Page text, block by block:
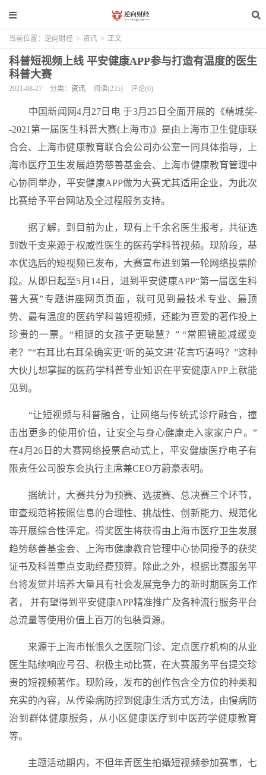
当前位置： 逆向财经 > 资讯 > 正文
科普短视频上线 平安健康APP参与打造有温度的医生
科普大赛
2021-08-27 分类： 资讯 阅读(235) 评论(0)
中国新闻网4月27日电 于3月25日全面开展的《精城奖-
-2021第一届医生科普大赛(上海市)》是由上海市卫生健康联
合会、上海市健康教育联合会公司办公室一同具体指导，上
海市医疗卫生发展趋势慈善基金会、上海市健康教育管理中
心协同举办，平安健康APP做为大赛尤其适用企业，为此次
比赛给予平台网站及全过程服务支持。
据了解，到目前为止，现有上千余名医生报考，共征选
到数千支来源于权威性医生的医药学科普视頻。现阶段，基
本优选后的短视频已发布，大赛宣布进到第一轮网络投票阶
段。从即日起至5月14日，进到平安健康APP“第一届医生科
普大赛”专题讲座网页页面，就可见到最技术专业、最顶
势、最有温度的医药学科普短视频，还能为喜爱的著作投上
珍贵的一票。“粗腿的女孩子更聪慧？” “常照镜能减缓变
老？”“右耳比右耳朵确实更‘听的英文进’花言巧语吗？”这种
大伙儿想掌握的医药学科普专业知识在平安健康APP上就能
见到。
“让短视频与科普融合，让网络与传统式诊疗融合，撞
击出更多的使用价值，让安全与身心健康走入家家户户。”
在4月26日的大赛网络投票启动式上，平安健康医疗电子有
限责任公司股东会执行主席兼CEO方蔚豪表明。
据统计，大赛共分为预赛、选拔赛、总决赛三个环节，
审查规范将按照信息的合理性、挑战性、创新能力、规范化
等开展综合性评定。得奖医生将获得由上海市医疗卫生发展
趋势慈善基金会、上海市健康教育管理中心协同授予的获奖
证书及科普重点支助经费预算。除此之外，根据比赛服务平
台将发觉并培养大量具有社会发展竞争力的新时期医务工作
者， 并有望得到平安健康APP精准推广及各种流行服务平台
总流量等使用价值上百万的包裝資源。
来源于上海市怅恨久之医院门诊、定点医疗机构的从业
医生陆续响应号召、积极主动比赛，在大赛服务平台提交珍
贵的短视频著作。现阶段，发布的创作包含全方位的种类和
充实的內容，从传染病防控到健康生活方式方法，由慢病防
治到群体健康服务，从小区健康医疗到中医药学健康教育
等。
主题活动期内，不但年青医生拍攝短视频参加赛事，七